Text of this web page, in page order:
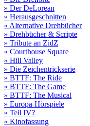
» Der DeLorean
» Herausgeschnitten
» Alternative Drehbücher
» Drehbücher & Scripte
» Tribute an ZidZ
» Courthouse Square
» Hill Valley
» Die Zeichentrickserie
» BTTF: The Ride
» BTTF: The Game
» BTTF: The Musical
» Europa-Hörspiele
» Teil IV?
» Kinofassung